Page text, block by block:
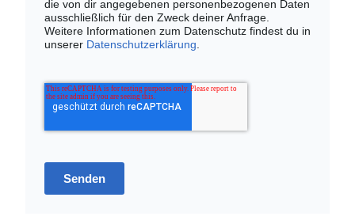
die von dir angegebenen personenbezogenen Daten
ausschließlich für den Zweck deiner Anfrage.
Weitere Informationen zum Datenschutz findest du in
unserer Datenschutzerklärung
Senden